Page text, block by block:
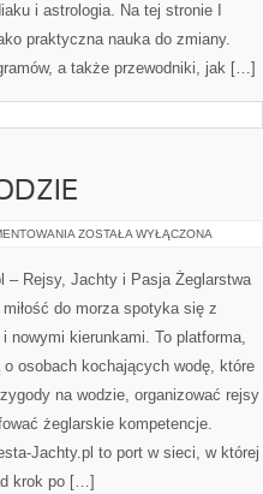
i astrologia. Na tej stronie I
praktyczna nauka do zmiany.
a także przewodniki, jak […]
ZDROWIE
NA
WODZIE
ZOSTAŁA WYŁĄCZONA
– Rejsy, Jachty i Pasja Żeglarstwa
do morza spotyka się z
nowymi kierunkami. To platforma,
osobach kochających wodę, które
na wodzie, organizować rejsy
żeglarskie kompetencje.
Jachty.pl to port w sieci, w której
krok po […]